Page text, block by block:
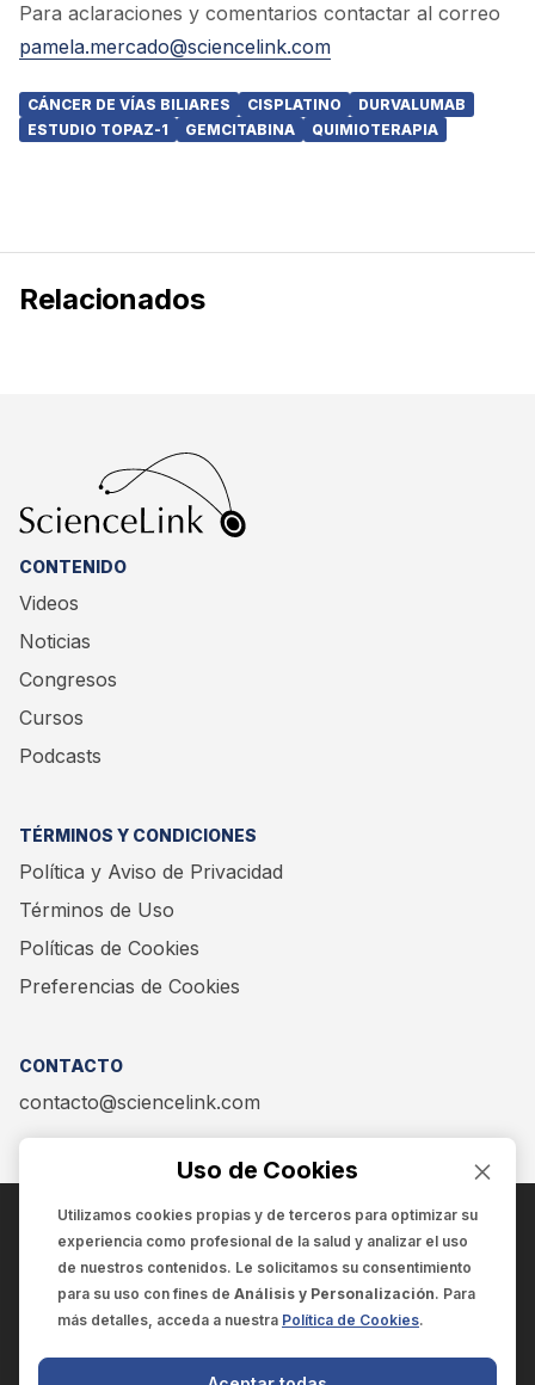
Para aclaraciones y comentarios contactar al correo
pamela.mercado@sciencelink.com
CÁNCER DE VÍAS BILIARES CISPLATINO
DURVALUMAB
ESTUDIO TOPAZ-1
GEMCITABINA QUIMIOTERAPIA
Relacionados
CONTENIDO
Videos
Noticias
Congresos
Cursos
Podcasts
TÉRMINOS Y CONDICIONES
Política y Aviso de Privacidad
Términos de Uso
Políticas de Cookies
Preferencias de Cookies
CONTACTO
contacto@sciencelink.com
ENCUÉNTRANOS EN:
Uso de Cookies
Utilizamos cookies propias y de terceros para optimizar su
experiencia como profesional de la salud y analizar el uso
de nuestros contenidos. Le solicitamos su consentimiento
para su uso con fines de Análisis y Personalización. Para
más detalles, acceda a nuestra Política de Cookies.